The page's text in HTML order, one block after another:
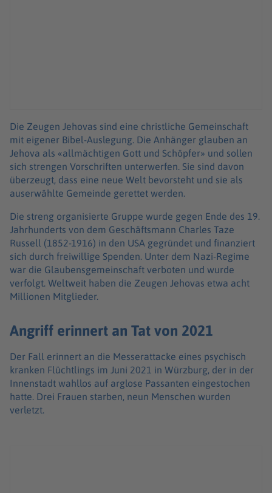
Die Zeugen Jehovas sind eine christliche Gemeinschaft
mit eigener Bibel-Auslegung. Die Anhänger glauben an
Jehova als «allmächtigen Gott und Schöpfer» und sollen
sich strengen Vorschriften unterwerfen. Sie sind davon
überzeugt, dass eine neue Welt bevorsteht und sie als
auserwählte Gemeinde gerettet werden.
Die streng organisierte Gruppe wurde gegen Ende des 19.
Jahrhunderts von dem Geschäftsmann Charles Taze
Russell (1852-1916) in den USA gegründet und finanziert
sich durch freiwillige Spenden. Unter dem Nazi-Regime
war die Glaubensgemeinschaft verboten und wurde
verfolgt. Weltweit haben die Zeugen Jehovas etwa acht
Millionen Mitglieder.
Angriff erinnert an Tat von 2021
Der Fall erinnert an die Messerattacke eines psychisch
kranken Flüchtlings im Juni 2021 in Würzburg, der in der
Innenstadt wahllos auf arglose Passanten eingestochen
hatte. Drei Frauen starben, neun Menschen wurden
verletzt.